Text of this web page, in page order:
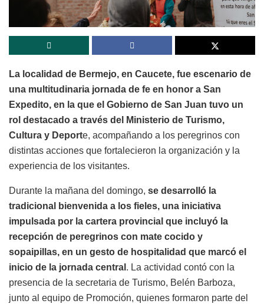
La localidad de Bermejo, en Caucete, fue escenario de
una multitudinaria jornada de fe en honor a San
Expedito, en la que el Gobierno de San Juan tuvo un
rol destacado a través del Ministerio de Turismo,
Cultura y Deporte, acompañando a los peregrinos con
distintas acciones que fortalecieron la organización y la
experiencia de los visitantes.
Durante la mañana del domingo, se desarrolló la
tradicional bienvenida a los fieles, una iniciativa
impulsada por la cartera provincial que incluyó la
recepción de peregrinos con mate cocido y
sopaipillas, en un gesto de hospitalidad que marcó el
inicio de la jornada central . La actividad contó con la
presencia de la secretaria de Turismo, Belén Barboza,
junto al equipo de Promoción, quienes formaron parte del